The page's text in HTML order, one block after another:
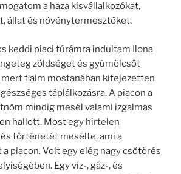
a haza kisvállalkozókat,
állat és növénytermesztőket.
keddi piaci túrámra indultam Ilona
zöldséget és gyümölcsöt
fiaim mostanában kifejezetten
táplálkozásra. A piacon a
mindig mesél valami izgalmas
hallott. Most egy hirtelen
történetét mesélte, ami a
piacon. Volt egy elég nagy csőtörés
Egy víz-, gáz-, és